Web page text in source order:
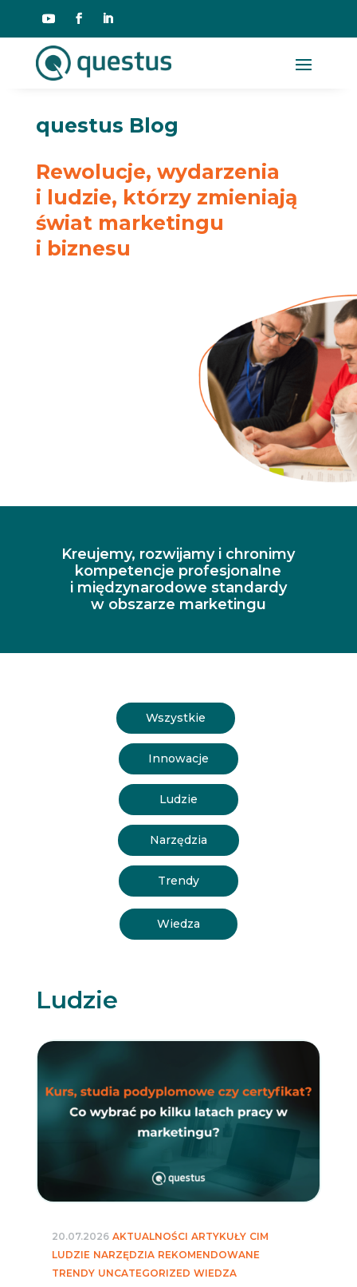
questus Blog
Rewolucje, wydarzenia
i ludzie, którzy zmieniają
świat marketingu
i biznesu
Kreujemy, rozwijamy i chronimy
kompetencje profesjonalne
i międzynarodowe standardy
w obszarze marketingu
Wszystkie
Innowacje
Ludzie
Narzędzia
Trendy
Wiedza
Ludzie
20.07.2026 AKTUALNOŚCI ARTYKUŁY CIM
LUDZIE NARZĘDZIA REKOMENDOWANE
TRENDY UNCATEGORIZED WIEDZA